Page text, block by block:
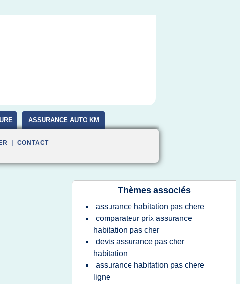
ASSURANCE AUTO KM
CONTACT
Thèmes associés
assurance habitation pas chere
comparateur prix assurance
habitation pas cher
devis assurance pas cher
habitation
assurance habitation pas chere
ligne